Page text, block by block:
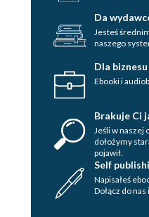
Da
Jesteś
naszego
Dla biznesu
Ebooki i
Brakuje Ci
Jeśli w naszej
dołożymy
pojawił.
Self
Napisałeś
Dołącz do